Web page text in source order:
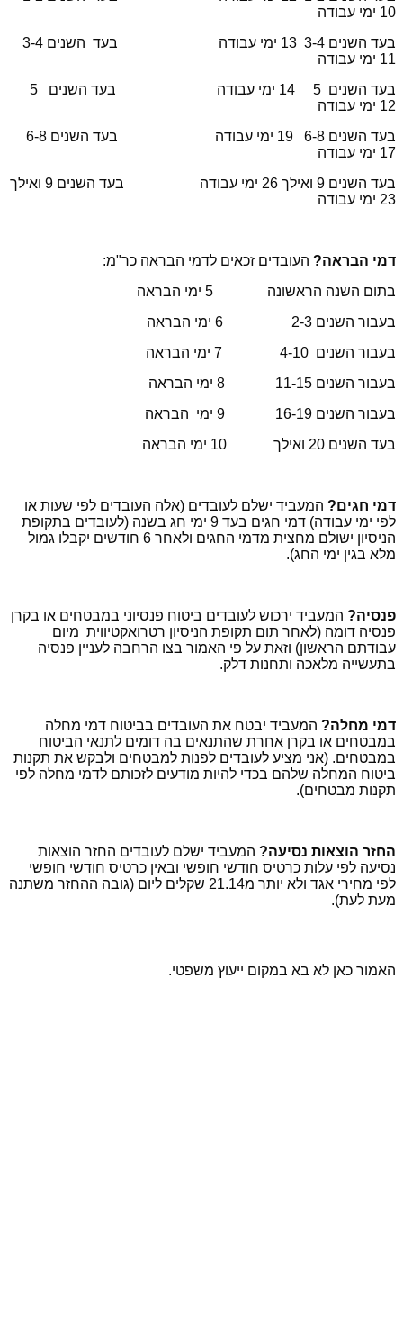
10 ימי עבודה
11 ימי עבודה
12 ימי עבודה
17 ימי עבודה
בעד השנים 9 ואילך 26 ימי עבודה בעד השנים 9 ואילך
23 ימי עבודה
דמי הבראה? העובדים זכאים לדמי הבראה כר"מ:
בתום השנה הראשונה 5 ימי הבראה
בעבור השנים 2-3 6 ימי הבראה
בעבור השנים 4-10 7 ימי הבראה
בעבור השנים 11-15 8 ימי הבראה
בעבור השנים 16-19 9 ימי הבראה
בעד השנים 20 ואילך 10 ימי הבראה
דמי חגים? המעביד ישלם לעובדים (אלה העובדים לפי שעות או
לפי ימי עבודה) דמי חגים בעד 9 ימי חג בשנה (לעובדים בתקופת
הניסיון ישולם מחצית מדמי החגים ולאחר 6 חודשים יקבלו גמול
מלא בגין ימי החג).
פנסיה? המעביד ירכוש לעובדים ביטוח פנסיוני במבטחים או בקרן
פנסיה דומה (לאחר תום תקופת הניסיון רטרואקטיווית מיום
עבודתם הראשון) וזאת על פי האמור בצו הרחבה לעניין פנסיה
בתעשייה מלאכה ותחנות דלק.
דמי מחלה? המעביד יבטח את העובדים בביטוח דמי מחלה
במבטחים או בקרן אחרת שהתנאים בה דומים לתנאי הביטוח
במבטחים. (אני מציע לעובדים לפנות למבטחים ולבקש את תקנות
ביטוח המחלה שלהם בכדי להיות מודעים לזכותם לדמי מחלה לפי
תקנות מבטחים).
החזר הוצאות נסיעה? המעביד ישלם לעובדים החזר הוצאות
נסיעה לפי עלות כרטיס חודשי חופשי ובאין כרטיס חודשי חופשי
לפי מחירי אגד ולא יותר מ21.14 שקלים ליום (גובה ההחזר משתנה
מעת לעת).
האמור כאן לא בא במקום ייעוץ משפטי.